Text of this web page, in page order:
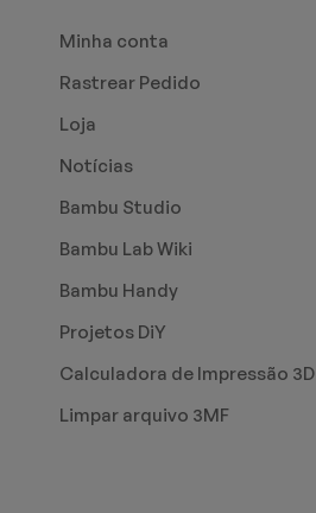
Minha conta
Rastrear Pedido
Loja
Notícias
Bambu Studio
Bambu Lab Wiki
Bambu Handy
Projetos DiY
Calculadora de Impressão 3D
Limpar arquivo 3MF